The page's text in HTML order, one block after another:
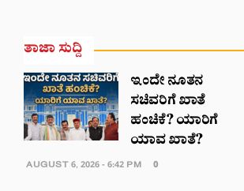
ತಾಜಾ ಸುದ್ದಿ
ಇಂದೇ ನೂತನ
ಸಚಿವರಿಗೆ ಖಾತೆ
ಹಂಚಿಕೆ? ಯಾರಿಗೆ
ಯಾವ ಖಾತೆ?
AUGUST 6, 2026 - 6:42 PM 0